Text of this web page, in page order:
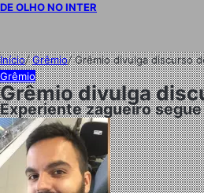
DE OLHO NO INTER
Início/Grêmio/Grêmio divulga discurso
Grêmio
Grêmio divulga
Experiente zagueiro